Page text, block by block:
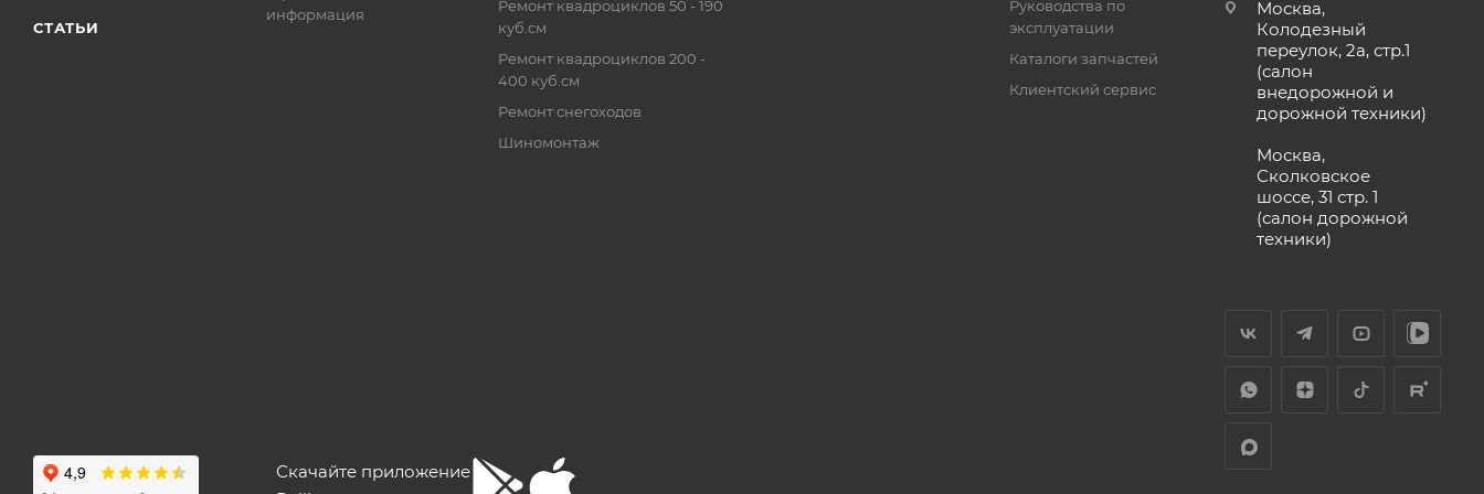
СТАТЬИ
информация
Ремонт квадроциклов 50 - 190
куб.см
Ремонт квадроциклов 200 -
400 куб.см
Ремонт снегоходов
Шиномонтаж
Руководства по
эксплуатации
Каталоги запчастей
Клиентский сервис
Москва,
Колодезный
переулок, 2а, стр.1
(салон
внедорожной и
дорожной техники)
Москва,
Сколковское
шоссе, 31 стр. 1
(салон дорожной
техники)
Скачайте приложение